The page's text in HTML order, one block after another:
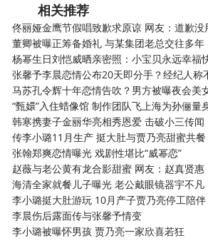
相关推荐
佟丽娅金鹰节假唱致歉求原谅 网友：道歉没
董卿被曝正筹备婚礼 与某集团老总交往多年
杨幂生日刘恺威晒亲密照：小宝贝永远幸福
张馨予李晨恋情公布20天即分手？经纪人称
马苏孔令辉十年恋情告吹？男方被曝夜会美
“甄嬛”入住蜡像馆 制作团队飞上海为孙俪量
韩寒携妻子金丽华亮相秀恩爱 击破小三传闻
传李小璐11月生产 挺大肚与贾乃亮甜蜜共餐
张翰郑爽恋情曝光 戏剧性堪比“威幂恋”
赵薇与老公黄有龙合影甜蜜 网友：赵真贤惠
海清全家就餐儿子曝光 老公戴眼镜器宇不凡
李小璐挺大肚游玩 10月产子贾乃亮停工陪伴
李晨伤后露面传与张馨予情变
李小璐被曝怀男孩 贾乃亮一家欣喜若狂